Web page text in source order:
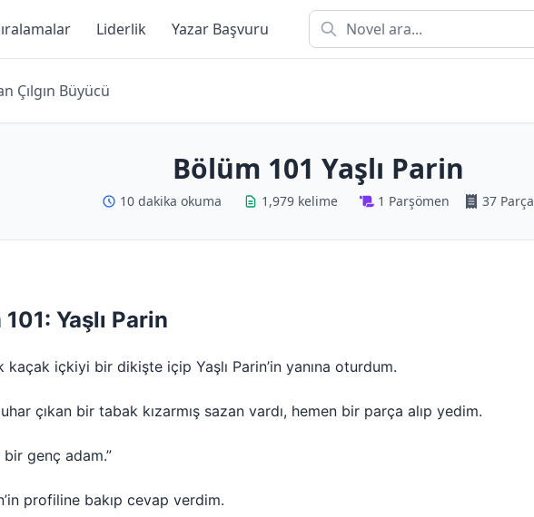
Liderlik Yazar Başvuru
Çılgın Büyücü
Bölüm 101 Yaşlı Parin
10 dakika okuma 1,979 kelime 1 Parşömen 37 Parça
Yaşlı Parin
kaçak içkiyi bir dikişte içip Yaşlı Parin’in yanına oturdum.
çıkan bir tabak kızarmış sazan vardı, hemen bir parça alıp yedim.
bir genç adam.”
profiline bakıp cevap verdim.